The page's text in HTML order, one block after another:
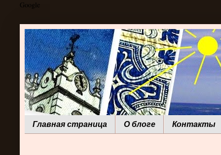
Google
Главная страница О блоге Контакты